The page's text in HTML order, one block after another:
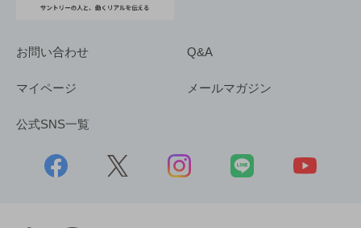
お問い合わせ Q&A
マイページ メールマガジン
公式SNS一覧